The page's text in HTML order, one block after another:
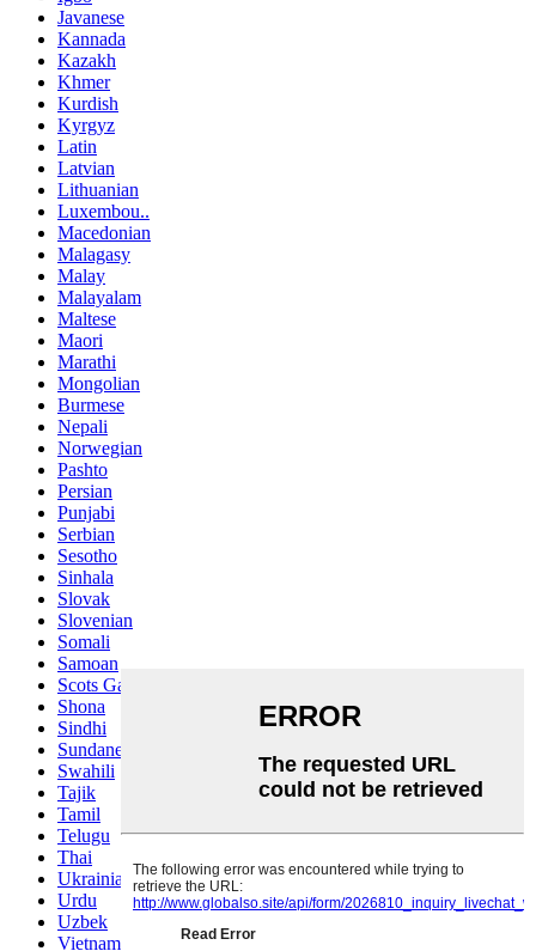
Javanese
Kannada
Kazakh
Khmer
Kurdish
Kyrgyz
Latin
Latvian
Lithuanian
Luxembou..
Macedonian
Malagasy
Malay
Malayalam
Maltese
Maori
Marathi
Mongolian
Burmese
Nepali
Norwegian
Pashto
Persian
Punjabi
Serbian
Sesotho
Sinhala
Slovak
Slovenian
Somali
Samoan
Scots Gaelic
Shona
Sindhi
Sundanese
Swahili
Tajik
Tamil
Telugu
Thai
Ukrainian
Urdu
Uzbek
Vietnamese